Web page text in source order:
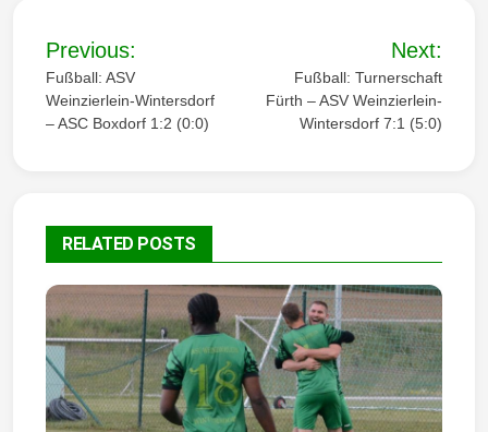
B
e
i
g
s
n
a
Previous:
Fußball: ASV
Weinzierlein-Wintersdorf
– ASC Boxdorf 1:2 (0:0)
Next:
Fußball: Turnerschaft
Fürth – ASV Weinzierlein-
Wintersdorf 7:1 (5:0)
RELATED POSTS